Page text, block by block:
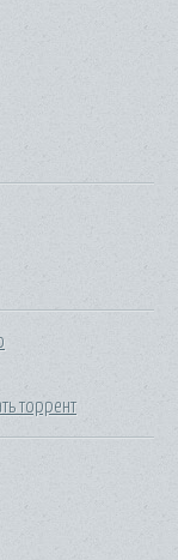
торрент